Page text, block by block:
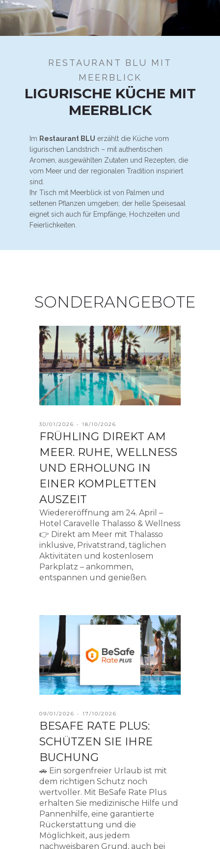
RESTAURANT BLU MIT
MEERBLICK
LIGURISCHE KÜCHE MIT
MEERBLICK
Im Restaurant BLU erzählt die Küche vom
ligurischen Landstrich – mit authentischen
Aromen, ausgewählten Zutaten und Rezepten, die
vom Meer und der regionalen Tradition inspiriert
sind.
Ihr Tisch mit Meerblick ist von Palmen und
seltenen Pflanzen umgeben; der helle Speisesaal
eignet sich auch für Empfänge, Hochzeiten und
Feierlichkeiten.
SONDERANGEBOTE
30/01/2026 - 18/10/2026
FRÜHLING DIREKT AM
MEER. RUHE, WELLNESS
UND ERHOLUNG IN
EINER KOMPLETTEN
AUSZEIT
Wiedereröffnung am 24. April –
Hotel Caravelle Thalasso & Wellness
👉 Direkt am Meer mit Thalasso
inklusive, Privatstrand, täglichen
Aktivitäten und kostenlosem
Parkplatz – ankommen,
entspannen und genießen.
09/01/2026 - 17/10/2026
BESAFE RATE PLUS:
SCHÜTZEN SIE IHRE
BUCHUNG
🚗 Ein sorgenfreier Urlaub ist mit
dem richtigen Schutz noch
wertvoller. Mit BeSafe Rate Plus
erhalten Sie medizinische Hilfe und
Pannenhilfe, eine garantierte
Rückerstattung und die
Möglichkeit, aus jedem
nachweisbaren Grund, auch bei